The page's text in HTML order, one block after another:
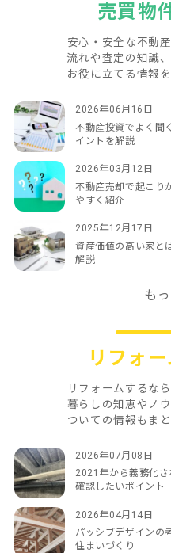
売買物
安心・安全な不動
流れや査定の知識
お役に立てる情報を
2026年06月16日
不動産投資でよく聞
イントを解説
2026年03月12日
不動産売却で起こり
やすく紹介
2025年12月17日
資産価値の高い家と
解説
も
リフォ
リフォームするな
暮らしの知恵やノ
ついての情報もま
2026年07月08日
2021年から義務化
確認したいポイント
2026年04月14日
パッシブデザインの
住まいづくり